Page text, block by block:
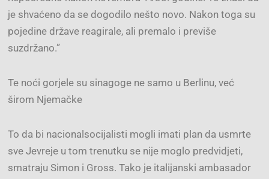
je shvaćeno da se dogodilo nešto novo. Nakon toga su
pojedine države reagirale, ali premalo i previše
suzdržano.”
Te noći gorjele su sinagoge ne samo u Berlinu, već
širom Njemačke
To da bi nacionalsocijalisti mogli imati plan da usmrte
sve Jevreje u tom trenutku se nije moglo predvidjeti,
smatraju Simon i Gross. Tako je italijanski ambasador